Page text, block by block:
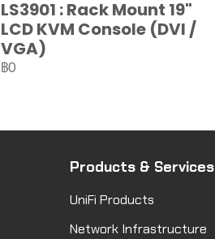
LS3901 : Rack Mount 19"
LCD KVM Console (DVI /
VGA)
฿0
Products & Services
UniFi Products
Network Infrastructure